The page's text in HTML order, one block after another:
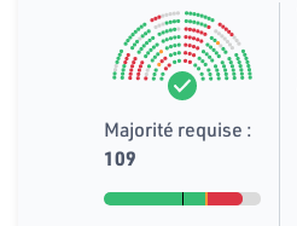
Majorité requise :
109